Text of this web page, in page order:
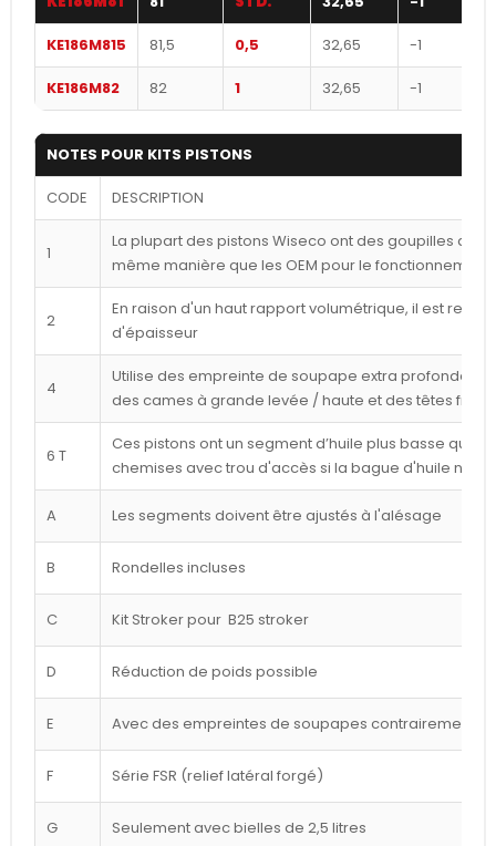
KE186M815 81,5 0,5 32,65 -1
KE186M82 82 1 32,65 -1
NOTES POUR KITS PISTONS
CODE DESCRIPTION
1
La plupart des pistons Wiseco ont des goupilles
même manière que les OEM pour le
2
En raison d'un haut rapport volumétrique, il est
d'épaisseur
4
Utilise des empreinte de soupape extra profondes
des cames à grande levée / haute et des têtes
6 T
Ces pistons ont un segment d’huile plus basse que
chemises avec trou d'accès si la bague d'huile
A Les segments doivent être ajustés à l'alésage
B Rondelles incluses
C Kit Stroker pour B25 stroker
D Réduction de poids possible
E Avec des empreintes de soupapes contrairement à
F Série FSR (relief latéral forgé)
G Seulement avec bielles de 2,5 litres